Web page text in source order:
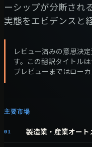
ーシップが分断され
実態をエビデンスと
レビュー済みの意思決
す。この翻訳タイトル
ブレビューまではロー
主要市場
01 製造業・産業オート